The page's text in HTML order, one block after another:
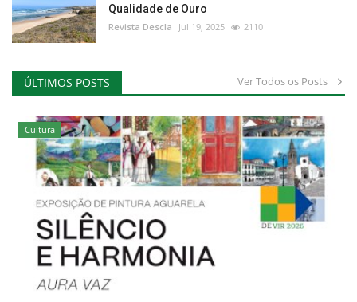
Qualidade de Ouro
Revista Descla Jul 19, 2025 2110
ÚLTIMOS POSTS Ver Todos os Posts
Cultura